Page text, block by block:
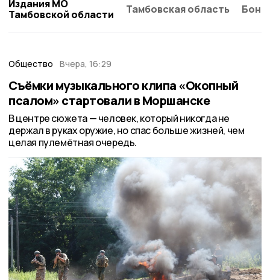
Издания МО
Тамбовской области
Тамбовская область
Общество Вчера, 16:29
Съёмки музыкального клипа «Окопный
псалом» стартовали в Моршанске
В центре сюжета — человек, который никогда не
держал в руках оружие, но спас больше жизней, чем
целая пулемётная очередь.